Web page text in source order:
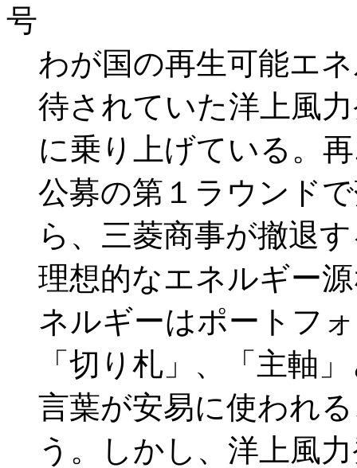
号
わが国の再生可能エ
待されていた洋上風
に乗り上げている。
公募の第１ラウンド
ら、三菱商事が撤退
理想的なエネルギー
ネルギーはポートフ
「切り札」、「主軸
言葉が安易に使われ
う。しかし、洋上風